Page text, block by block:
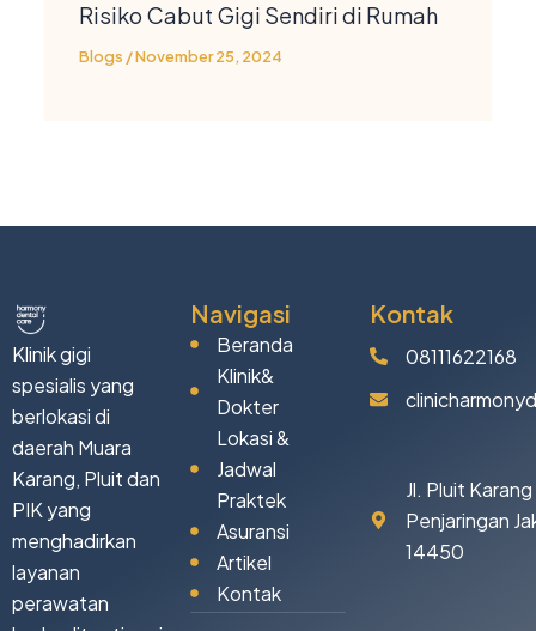
Risiko Cabut Gigi Sendiri di Rumah
Blogs /November 25, 2024
Klinik gigi
spesialis yang
berlokasi di
daerah Muara
Karang, Pluit dan
PIK yang
menghadirkan
layanan
perawatan
Navigasi
Beranda
Klinik&
Dokter
Lokasi &
Jadwal
Praktek
Asuransi
Artikel
Kontak
Kontak
08111622168
Jl. Pluit
Penjaringan
14450